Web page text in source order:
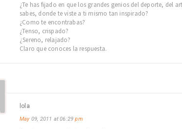
¿Te has fijado en que los grandes genios del deporte, del
sabes, donde te viste a ti mismo tan inspirado?
¿Como te encontrabas?
¿Tenso, crispado?
¿Sereno, relajado?
Claro que conoces la respuesta.
lola
May09, 2011 at 06:29pm